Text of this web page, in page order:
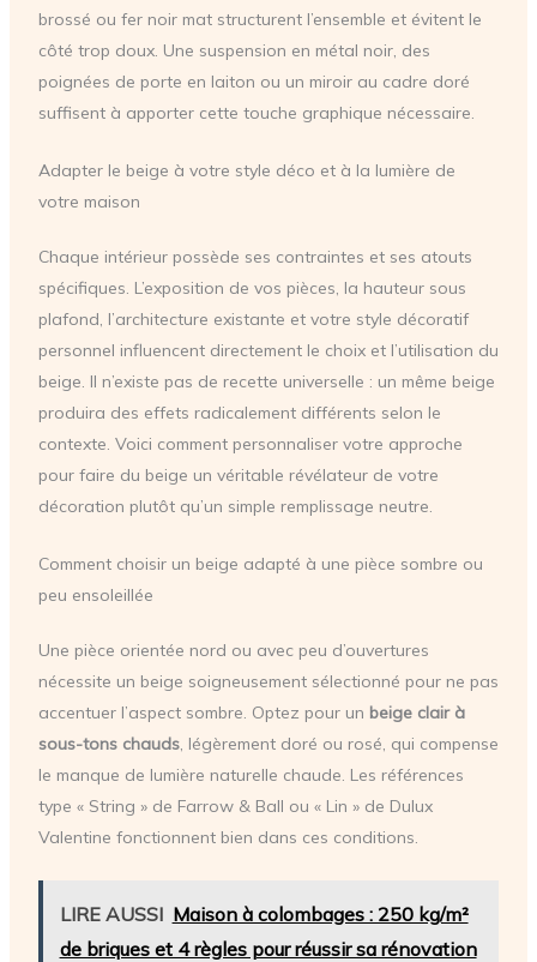
brossé ou fer noir mat structurent l’ensemble et évitent le
côté trop doux. Une suspension en métal noir, des
poignées de porte en laiton ou un miroir au cadre doré
suffisent à apporter cette touche graphique nécessaire.
Adapter le beige à votre style déco et à la lumière de
votre maison
Chaque intérieur possède ses contraintes et ses atouts
spécifiques. L’exposition de vos pièces, la hauteur sous
plafond, l’architecture existante et votre style décoratif
personnel influencent directement le choix et l’utilisation du
beige. Il n’existe pas de recette universelle : un même beige
produira des effets radicalement différents selon le
contexte. Voici comment personnaliser votre approche
pour faire du beige un véritable révélateur de votre
décoration plutôt qu’un simple remplissage neutre.
Comment choisir un beige adapté à une pièce sombre ou
peu ensoleillée
Une pièce orientée nord ou avec peu d’ouvertures
nécessite un beige soigneusement sélectionné pour ne pas
accentuer l’aspect sombre. Optez pour un beige clair à
sous-tons chauds, légèrement doré ou rosé, qui compense
le manque de lumière naturelle chaude. Les références
type « String » de Farrow & Ball ou « Lin » de Dulux
Valentine fonctionnent bien dans ces conditions.
LIRE AUSSI Maison à colombages : 250 kg/m²
de briques et 4 règles pour réussir sa rénovation